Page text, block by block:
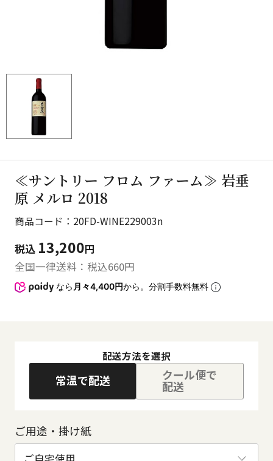
≪サントリー フロム ファーム≫ 岩垂
原 メルロ 2018
商品コード：20FD-WINE229003n
税込 13,200円
全国一律送料：税込660円
なら 月々4,400円から。分割手数料無料
配送方法を選択
常温で配送 クール便で
配送
ご用途・掛け紙